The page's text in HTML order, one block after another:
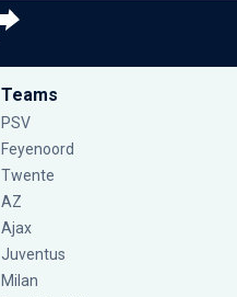
Teams
PSV
Feyenoord
Twente
AZ
Ajax
Juventus
Milan